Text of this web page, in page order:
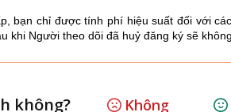
bạn chỉ được tính phí hiệu suất đối với
khi Người theo dõi đã huỷ đăng ký sẽ
không? Không